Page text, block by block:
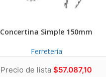
Concertina Simple 150mm
Ferretería
Precio de lista$57.087,10